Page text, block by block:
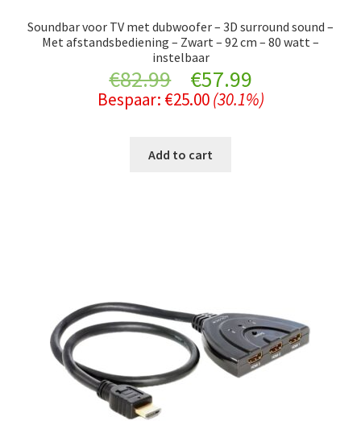
Soundbar voor TV met dubwoofer – 3D surround sound –
Met afstandsbediening – Zwart – 92 cm – 80 watt –
instelbaar
€82.99
Original
price
was:
€57.99Current
price
Bespaar: €25.00 (30.1%)
Add to cart